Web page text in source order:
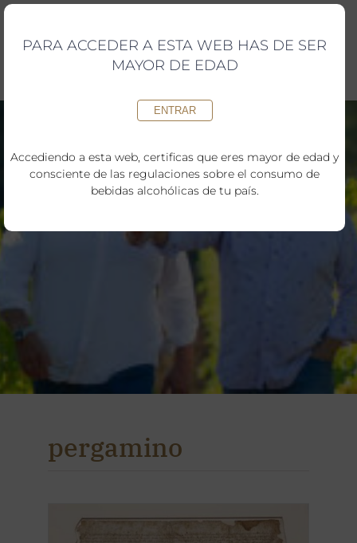
Saltar
contenido
pergamino
PARA ACCEDER A ESTA WEB HAS DE SER
MAYOR DE EDAD
ENTRAR
Accediendo a esta web, certificas que eres mayor de edad y
consciente de las regulaciones sobre el consumo de
bebidas alcohólicas de tu país.